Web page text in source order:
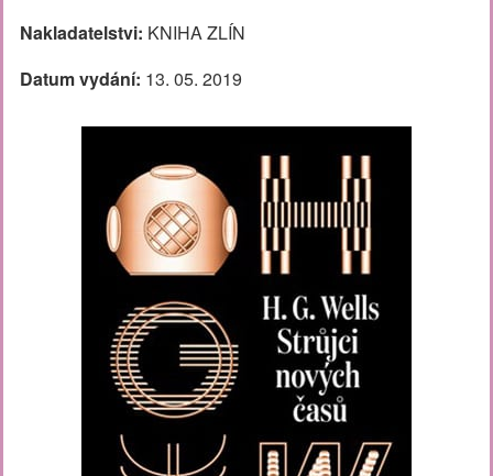
Nakladatelstvi: KNIHA ZLÍN
Datum vydání: 13. 05. 2019